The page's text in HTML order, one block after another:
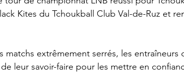
Kites du Tchoukball Club Val-de-Ruz et
matchs extrêmement serrés, les
leur savoir-faire pour les mettre en